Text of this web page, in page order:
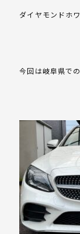
ダイヤモンドホ
今回は岐阜県で